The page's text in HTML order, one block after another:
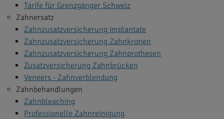
Tarife für Grenzgänger Schweiz
Zahnersatz
Zahnzusatzversicherung Implantate
Zahnzusatzversicherung Zahnkronen
Zahnzusatzversicherung Zahnprothesen
Zusatzversicherung Zahnbrücken
Veneers - Zahnverblendung
Zahnbehandlungen
Zahnbleaching
Professionelle Zahnreinigung